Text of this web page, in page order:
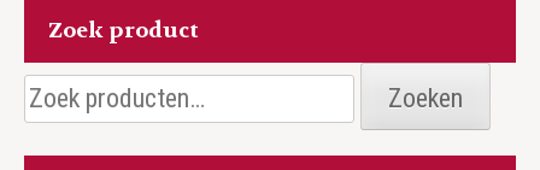
Zoek product
Zoeken
naar:
Zoeken